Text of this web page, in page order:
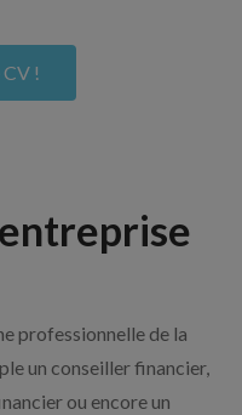
!
professionnelle de la
un conseiller financier,
ou encore un